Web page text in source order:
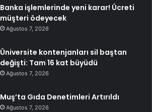
Banka işlemlerinde yeni karar! Ücreti
müşteri ödeyecek
Ağustos 7, 2026
Üniversite kontenjanları sil baştan
değişti: Tam 16 kat büyüdü
Ağustos 7, 2026
Muş’ta Gıda Denetimleri Artırıldı
Ağustos 7, 2026